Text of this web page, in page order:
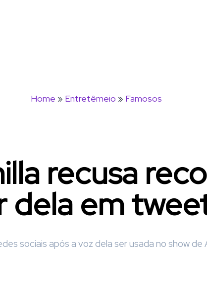
Home » Entretêmeio » Famosos
recusa
dela em
sociais após a voz dela ser usada no show